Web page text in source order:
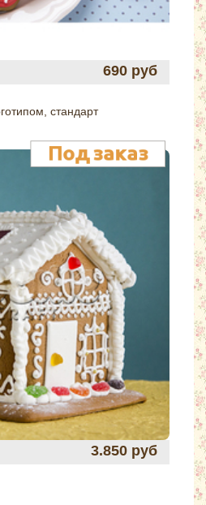
690 руб
стандарт
3.850 руб